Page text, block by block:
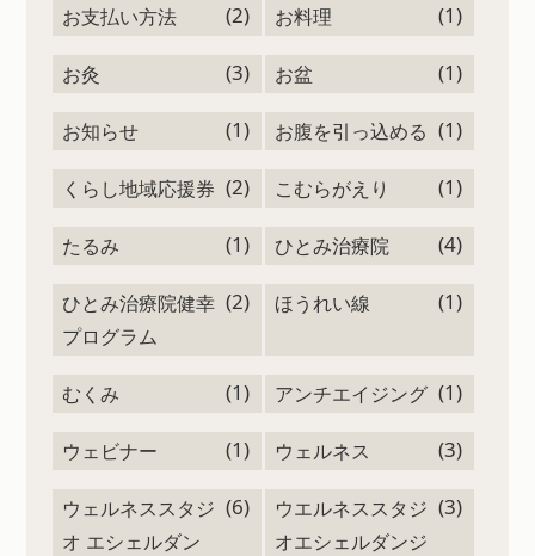
お支払い方法 (2) お料理 (1)
お灸 (3) お盆 (1)
お知らせ (1) お腹を引っ込める (1)
くらし地域応援券 (2) こむらがえり (1)
たるみ (1) ひとみ治療院 (4)
ひとみ治療院健幸
プログラム
(2) ほうれい線 (1)
むくみ (1) アンチエイジング (1)
ウェビナー (1) ウェルネス (3)
ウェルネススタジ
オ エシェルダン
(6)
ウエルネススタジ
オエシェルダンジ
(3)